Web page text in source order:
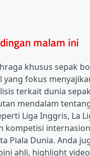
malam ini
khusus sepak
fokus
terkait dunia
mendalam
Liga Inggris, La
kompetisi
Piala Dunia. Anda
ahli, highlight